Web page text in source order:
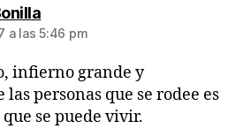
dice:
a las 5:46 pm
infierno grande y
personas que se rodee es
se puede vivir.